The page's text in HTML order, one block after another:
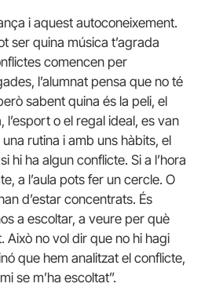
i aquest autoconeixement.
ser quina música t’agrada
comencen per
l’alumnat pensa que no té
sabent quina és la peli, el
l’esport o el regal ideal, es van
rutina i amb uns hàbits, el
hi ha algun conflicte. Si a l’hora
a l’aula pots fer un cercle. O
d’estar concentrats. És
a escoltar, a veure per què
Això no vol dir que no hi hagi
que hem analitzat el conflicte,
se m’ha escoltat”.